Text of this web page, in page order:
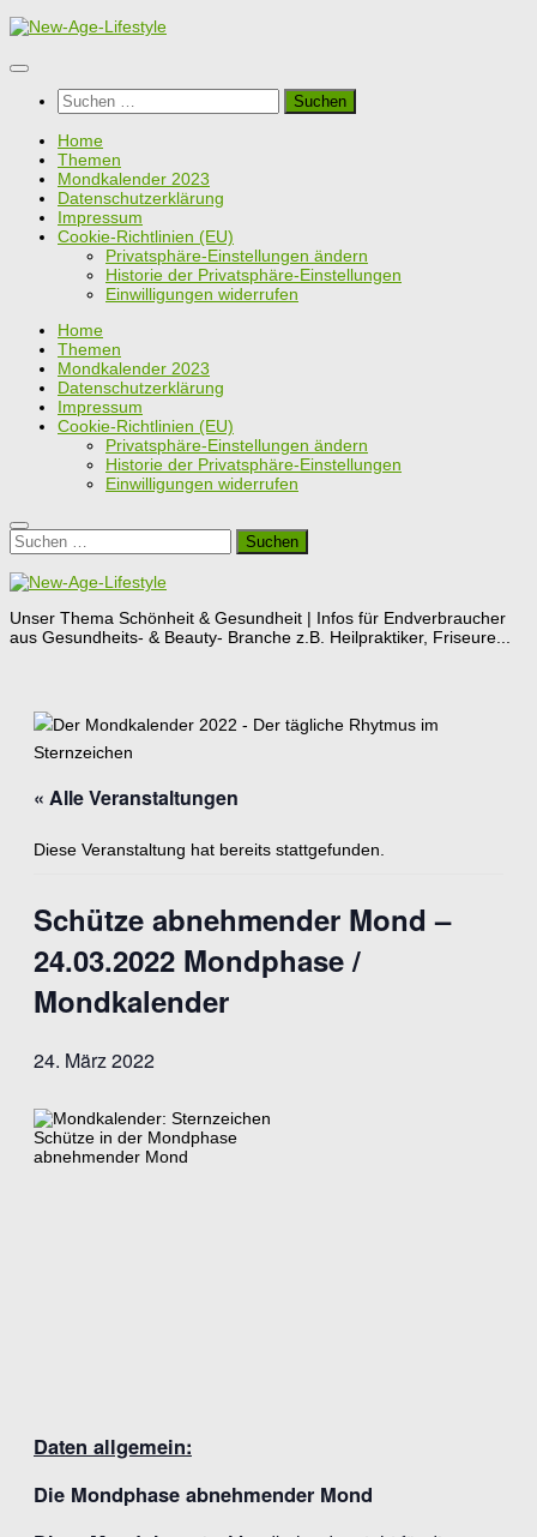
Zum
springen
Suchen
nach:
Home
Themen
Mondkalender 2023
Datenschutzerklärung
Impressum
Cookie-Richtlinien (EU)
Privatsphäre-Einstellungen ändern
Historie der Privatsphäre-Einstellungen
Einwilligungen widerrufen
Home
Themen
Mondkalender 2023
Datenschutzerklärung
Impressum
Cookie-Richtlinien (EU)
Privatsphäre-Einstellungen ändern
Historie der Privatsphäre-Einstellungen
Einwilligungen widerrufen
Suchen
nach:
Unser Thema Schönheit & Gesundheit | Infos für Endverbraucher
aus Gesundheits- & Beauty- Branche z.B. Heilpraktiker, Friseure...
« Alle Veranstaltungen
Diese Veranstaltung hat bereits stattgefunden.
Schütze abnehmender Mond –
24.03.2022 Mondphase /
Mondkalender
24. März 2022
Daten allgemein:
Die Mondphase abnehmender Mond